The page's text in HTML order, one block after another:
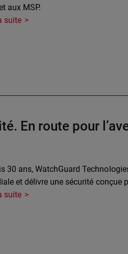
aux MSP.
suite
En route pour
30 ans, WatchGuard
et délivre une sécurité conçue
suite